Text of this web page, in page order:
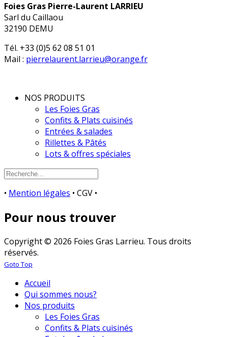
Foies Gras Pierre-Laurent LARRIEU
Sarl du Caillaou
32190 DEMU
Tél. +33 (0)5 62 08 51 01
Mail : pierrelaurent.larrieu@orange.fr
NOS PRODUITS
Les Foies Gras
Confits & Plats cuisinés
Entrées & salades
Rillettes & Pâtés
Lots & offres spéciales
• Mention légales • CGV •
Pour nous trouver
Copyright © 2026 Foies Gras Larrieu. Tous droits
réservés.
Goto Top
Accueil
Qui sommes nous?
Nos produits
Les Foies Gras
Confits & Plats cuisinés